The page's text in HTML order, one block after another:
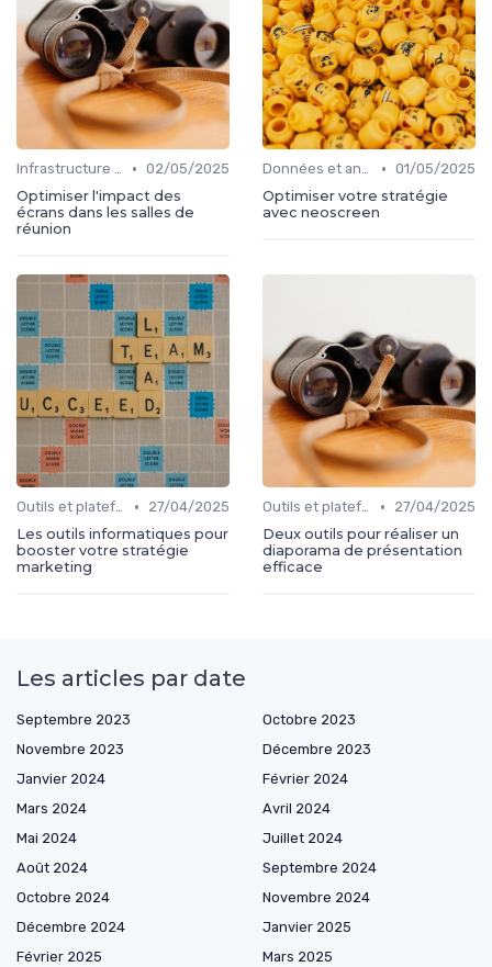
Infrastructure et performance • 02/05/2025
Optimiser l'impact des
écrans dans les salles de
réunion
Données et analytics • 01/05/2025
Optimiser votre stratégie
avec neoscreen
Outils et plateformes •
27/04/2025
Les outils informatiques pour
booster votre stratégie
marketing
Outils et plateformes •
27/04/2025
Deux outils pour réaliser un
diaporama de présentation
efficace
Les articles par date
Septembre 2023
Octobre 2023
Novembre 2023
Décembre 2023
Janvier 2024
Février 2024
Mars 2024
Avril 2024
Mai 2024
Juillet 2024
Août 2024
Septembre 2024
Octobre 2024
Novembre 2024
Décembre 2024
Janvier 2025
Février 2025
Mars 2025